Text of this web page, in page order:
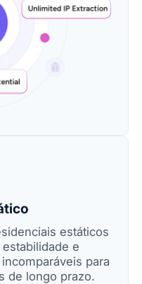
estáticos
e
para
de longo prazo.